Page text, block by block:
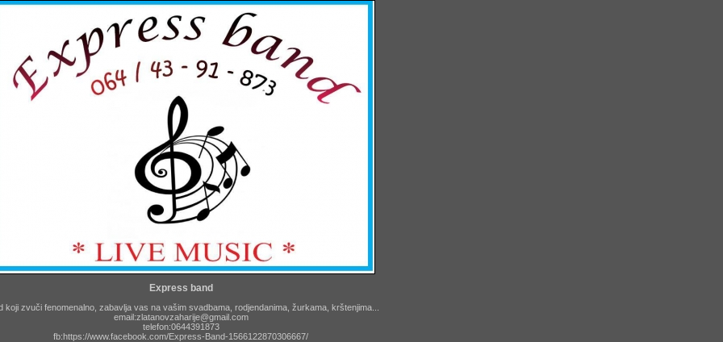
Express band
koji zvuči fenomenalno, zabavlja vas na vašim svadbama, rodjendanima, žurkama, krštenjima...
email:zlatanovzaharije@gmail.com
telefon:0644391873
fb:https://www.facebook.com/Express-Band-1566122870306667/